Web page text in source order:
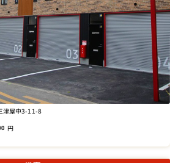
津屋中3-11-8
円